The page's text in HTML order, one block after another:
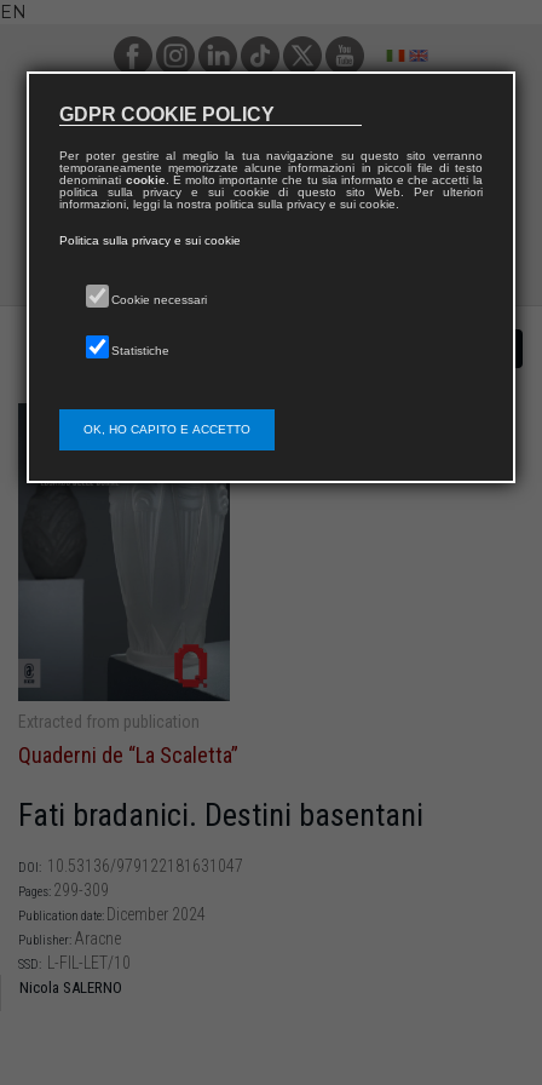
EN
Extracted from publication
Quaderni de “La Scaletta”
Fati bradanici. Destini basentani
DOI: 10.53136/979122181631047
Pages: 299-309
Publication date: Dicember 2024
Publisher: Aracne
SSD: L-FIL-LET/10
Nicola SALERNO
GDPR COOKIE POLICY
Per poter gestire al meglio la tua navigazione su questo sito verranno
temporaneamente memorizzate alcune informazioni in piccoli file di testo
denominati cookie. È molto importante che tu sia informato e che accetti la
politica sulla privacy e sui cookie di questo sito Web. Per ulteriori
informazioni, leggi la nostra politica sulla privacy e sui cookie.
Politica sulla privacy e sui cookie
Cookie necessari
Statistiche
OK, HO CAPITO E ACCETTO